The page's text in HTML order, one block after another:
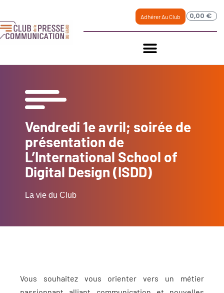
Adhérer Au Club 0,00 €
Vendredi 1e avril; soirée de
présentation de
L’International School of
Digital Design (ISDD)
La vie du Club
Vous souhaitez vous orienter vers un métier